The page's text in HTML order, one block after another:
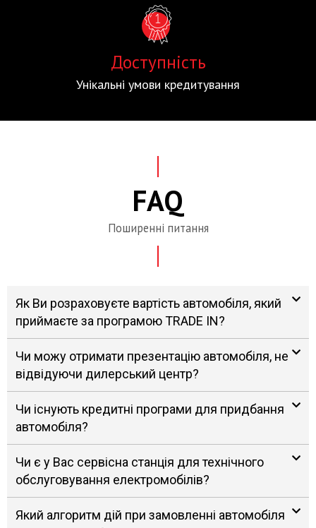
Доступність
Унікальні умови кредитування
FAQ
Поширенні питання
Як Ви розраховуєте вартість автомобіля, який
приймаєте за програмою TRADE IN?
Чи можу отримати презентацію автомобіля, не
відвідуючи дилерський центр?
Чи існують кредитні програми для придбання
автомобіля?
Чи є у Вас сервісна станція для технічного
обслуговування електромобілів?
Який алгоритм дій при замовленні автомобіля